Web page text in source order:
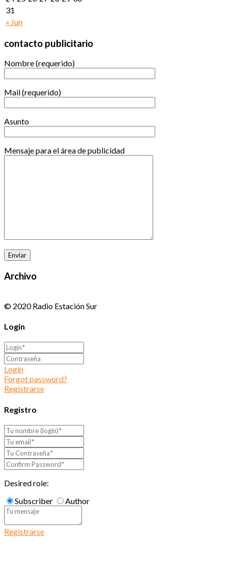
« Jun
31
contacto publicitario
Nombre (requerido)
Mail (requerido)
Asunto
Mensaje para el área de publicidad
Archivo
© 2020 Radio Estación Sur
Login
Login
Forgot password?
Registrarse
Registro
Desired role:
Subscriber
Author
Registrarse